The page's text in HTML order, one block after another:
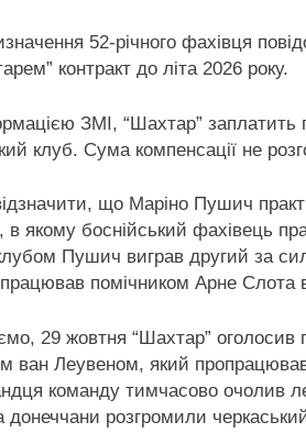
52-річного фахівця
контракт до літа 2026 року.
ЗМІ, “Шахтар”
клуб. Сума компенсації не
що Маріно Пушич
в якому боснійський фахівець
Пушич виграв другий за
помічником Арне Слота
29 жовтня “Шахтар” оголосив
ван Леувеном, який
команду тимчасово очолив
донеччани розгромили